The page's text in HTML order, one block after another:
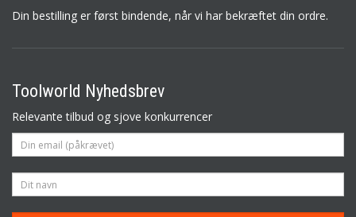
Din bestilling er først bindende, når vi har bekræftet din ordre.
Toolworld Nyhedsbrev
Relevante tilbud og sjove konkurrencer